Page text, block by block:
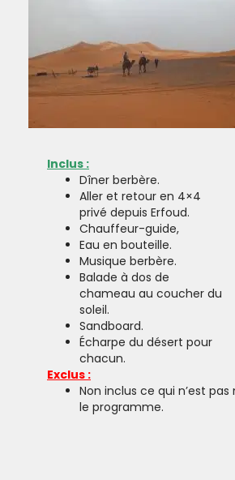
Inclus :
Dîner berbère.
Aller et retour en 4×4
privé depuis Erfoud.
Chauffeur-guide,
Eau en bouteille.
Musique berbère.
Balade à dos de
chameau au coucher du
soleil.
Sandboard.
Écharpe du désert pour
chacun.
Exclus :
Non inclus ce qui n’est
le programme.